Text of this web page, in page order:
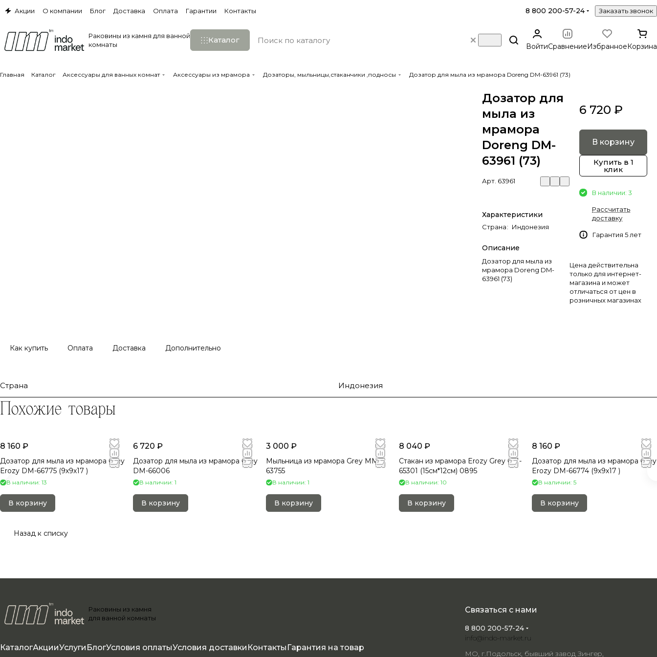
Акции О компании Блог Доставка Оплата Гарантии Контакты 8 800 200-57-24 Заказать звонок
Раковины из камня для ванной
комнаты
Каталог
ВойтиСравнениеИзбранноеКорзина
Главная Каталог Аксессуары для ванных комнат Аксессуары из мрамора Дозаторы, мыльницы,стаканчики ,подносы Дозатор для мыла из мрамора Doreng DM-63961 (73)
Дозатор для
мыла из
мрамора
Doreng DM-
63961 (73)
Арт. 63961
Характеристики
Страна: Индонезия
Описание
Дозатор для мыла из
мрамора Doreng DM-
63961 (73)
6 720 ₽
В корзину
Купить в 1
клик
В наличии: 3
Рассчитать
доставку
Гарантия 5 лет
Цена действительна
только для интернет-
магазина и может
отличаться от цен в
розничных магазинах
Как купить Оплата Доставка Дополнительно
Страна Индонезия
Похожие товары
8 160 ₽
Дозатор для мыла из мрамора Grey
Erozy DM-66775 (9х9х17 )
В наличии: 13
В корзину
6 720 ₽
Дозатор для мыла из мрамора Grey
DM-66006
В наличии: 1
В корзину
3 000 ₽
Мыльница из мрамора Grey MM-
63755
В наличии: 1
В корзину
8 040 ₽
Стакан из мрамора Erozy Grey CM-
65301 (15см*12см) 0895
В наличии: 10
В корзину
8 160 ₽
Дозатор для мыла из мрамора Grey
Erozy DM-66774 (9х9х17 )
В наличии: 5
В корзину
Назад к списку
Раковины из камня
для ванной комнаты
КаталогАкцииУслуги БлогУсловия оплатыУсловия доставки Контакты Гарантия на товар
Связаться с нами
8 800 200-57-24
info@indo-market.ru
МО, г.Подольск, бывший завод Зингер,